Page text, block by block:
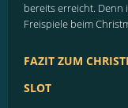
bereits erreicht. Denn
Freispiele beim
FAZIT ZUM
SLOT